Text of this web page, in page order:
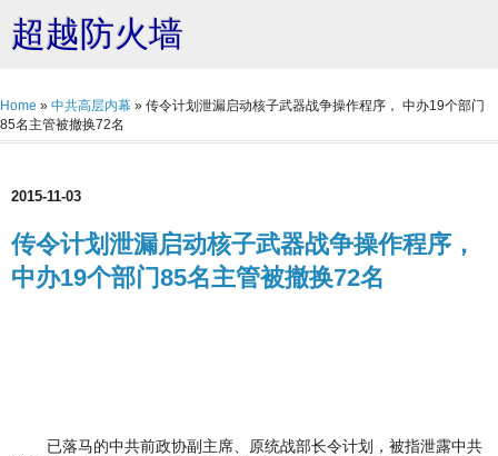
超越防火墙
Home » 中共高层内幕 » 传令计划泄漏启动核子武器战争操作程序， 中办19个部门
85名主管被撤换72名
2015-11-03
传令计划泄漏启动核子武器战争操作程序，
中办19个部门85名主管被撤换72名
已落马的中共前政协副主席、原统战部长令计划，被指泄露中共